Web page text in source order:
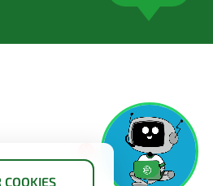
COOKIES